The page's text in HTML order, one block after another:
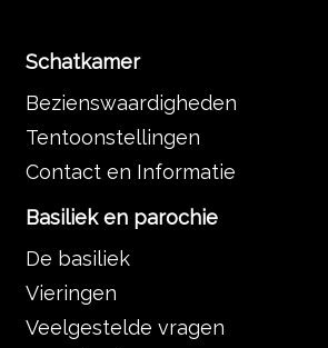
Schatkamer
Bezienswaardigheden
Tentoonstellingen
Contact en Informatie
Basiliek en parochie
De basiliek
Vieringen
Veelgestelde vragen